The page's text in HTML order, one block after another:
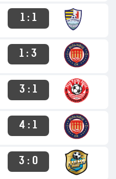
1 : 1
1 : 3
3 : 1
4 : 1
3 : 0